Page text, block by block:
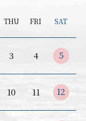
THU FRI SAT
3 4 5
10 11 12